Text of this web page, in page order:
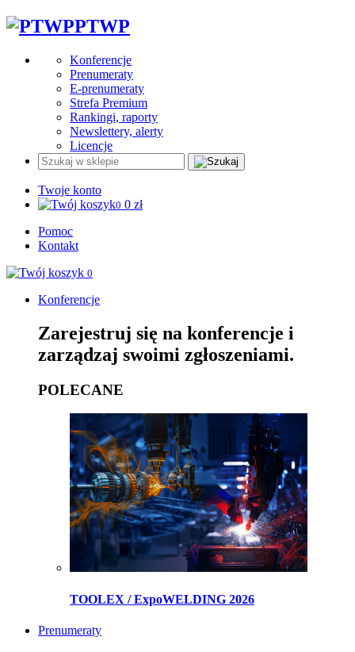
PTWP
Konferencje
Prenumeraty
E-prenumeraty
Strefa Premium
Rankingi, raporty
Newslettery, alerty
Licencje
Twoje konto
0 0 zł
Pomoc
Kontakt
0
Konferencje
Zarejestruj się na konferencje i
zarządzaj swoimi zgłoszeniami.
POLECANE
TOOLEX / ExpoWELDING 2026
Prenumeraty